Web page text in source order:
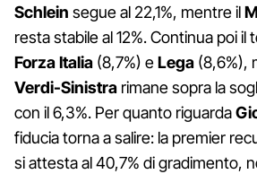
Schlein segue al 22,1%, mentre il
resta stabile al 12%. Continua poi il
Forza Italia (8,7%) eLega (8,6%),
Verdi-Sinistra rimane sopra la
con il 6,3%. Per quanto riguarda
fiducia torna a salire: la premier
si attesta al 40,7% di gradimento,